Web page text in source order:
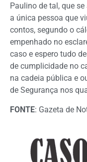
Paulino de tal, que
a única pessoa que
contos, segundo o
empenhado no
caso e espero tudo
de cumplicidade no
na cadeia pública e
de Segurança nos
FONTE: Gazeta de